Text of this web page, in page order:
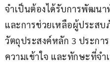
จำเป็นต้องได้รับการพัฒนา
และการช่วยเหลือผู้ประสบ
วัตถุประสงค์หลัก 3 ประกา
ความเข้าใจ และทักษะที่จ